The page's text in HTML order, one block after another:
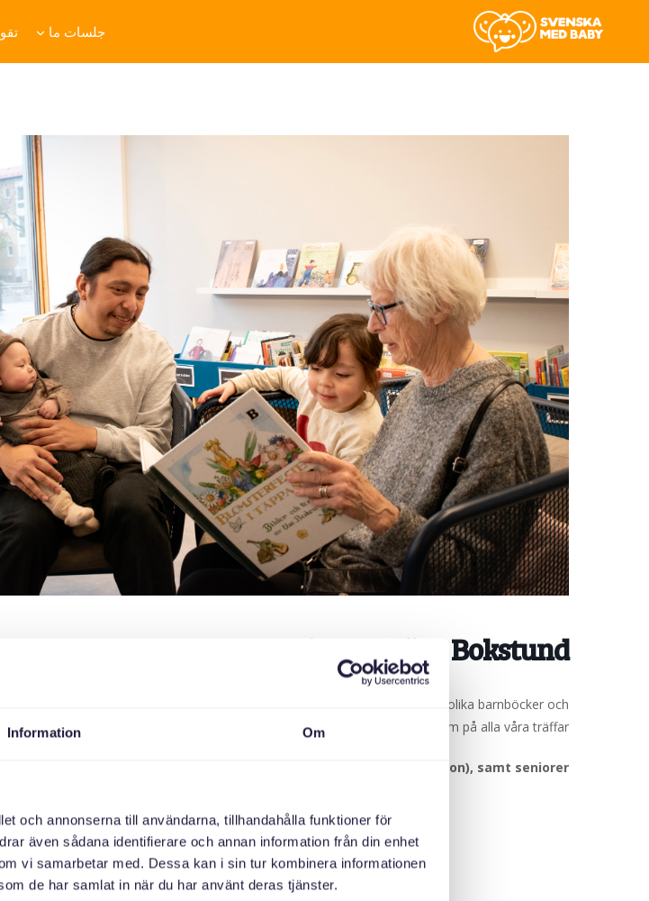
Information Om
och annonserna till användarna, tillhandahålla funktioner för
även sådana identifierare och annan information från din enhet
vi samarbetar med. Dessa kan i sin tur kombinera informationen
de har samlat in när du har använt deras tjänster.
جلسات ما
Tre generationer möts: Bokstund
gör dem mer benägna att själva börja läsa. En bibliotekarie berättar om olika barnböcker och
sedan läser vi i mindre grupper. Vi kommer självklart att fika också, som på alla våra träffar.
vi småbarnsfamiljer med barn upp till 2 år (även äldre syskon), samt seniorer.